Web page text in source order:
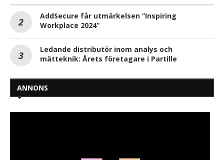
AddSecure får utmärkelsen ”Inspiring
Workplace 2024”
Ledande distributör inom analys och
mätteknik: Årets företagare i Partille
ANNONS